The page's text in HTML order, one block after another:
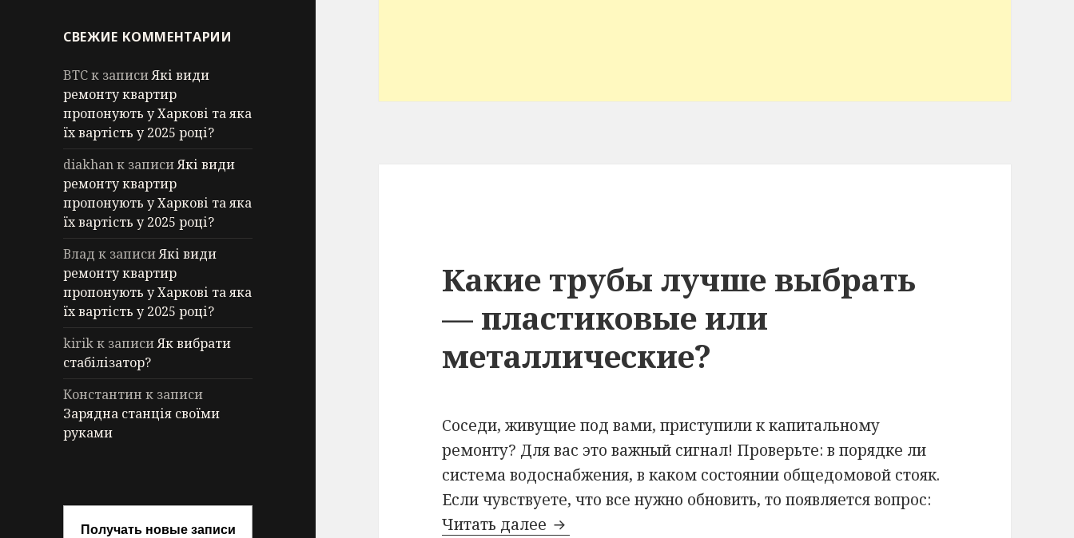
СВЕЖИЕ КОММЕНТАРИИ
BTCк записиЯкі види
ремонту квартир
пропонують у Харкові та яка
їх вартість у 2025 році?
diakhanк записиЯкі види
ремонту квартир
пропонують у Харкові та яка
їх вартість у 2025 році?
Влад к записиЯкі види
ремонту квартир
пропонують у Харкові та яка
їх вартість у 2025 році?
kirikк записиЯк вибрати
стабілізатор?
Константин к записи
Зарядна станція своїми
руками
Получать новые записи
Какие трубы лучше выбрать
— пластиковые или
металлические?
Соседи, живущие под вами, приступили к капитальному
ремонту? Для вас это важный сигнал! Проверьте: в порядке ли
система водоснабжения, в каком состоянии общедомовой стояк.
Если чувствуете, что все нужно обновить, то появляется вопрос:
Читать далее Какие трубы лучше выбрать — пластиковые или металлические?